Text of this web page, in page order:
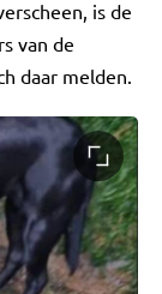
is de
van de
daar melden.